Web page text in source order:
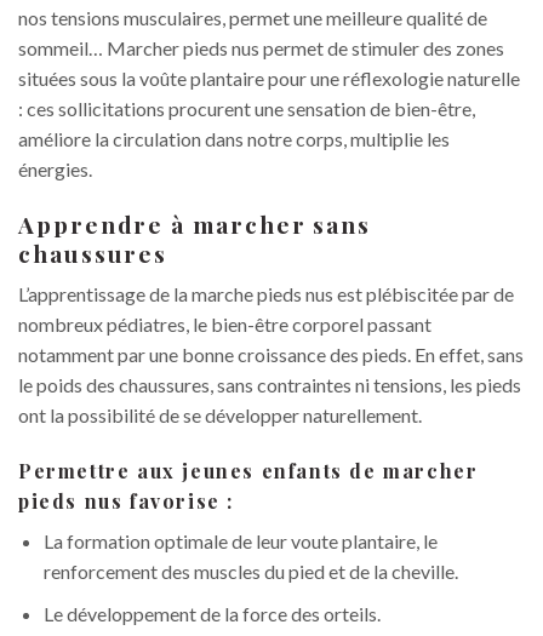
nos tensions musculaires, permet une meilleure qualité de
sommeil… Marcher pieds nus permet de stimuler des zones
situées sous la voûte plantaire pour une réflexologie naturelle
: ces sollicitations procurent une sensation de bien-être,
améliore la circulation dans notre corps, multiplie les
énergies.
Apprendre à marcher sans
chaussures
L’apprentissage de la marche pieds nus est plébiscitée par de
nombreux pédiatres, le bien-être corporel passant
notamment par une bonne croissance des pieds. En effet, sans
le poids des chaussures, sans contraintes ni tensions, les pieds
ont la possibilité de se développer naturellement.
Permettre aux jeunes enfants de marcher
pieds nus favorise :
La formation optimale de leur voute plantaire, le
renforcement des muscles du pied et de la cheville.
Le développement de la force des orteils.